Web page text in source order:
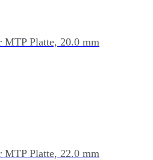
MTP Platte, 20.0 mm
MTP Platte, 22.0 mm